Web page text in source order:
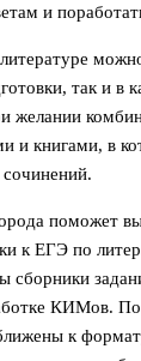
и
так и в
желании
и книгами, в
поможет
к ЕГЭ по
сборники
КИМов. По
к